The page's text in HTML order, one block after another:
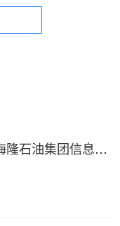
华元集团与海隆石油集团信息技术有限公司签署战略合作协议